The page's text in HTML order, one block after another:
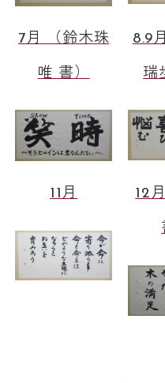
7月 （鈴木珠
唯 書）
8.9
瑞
11月 12